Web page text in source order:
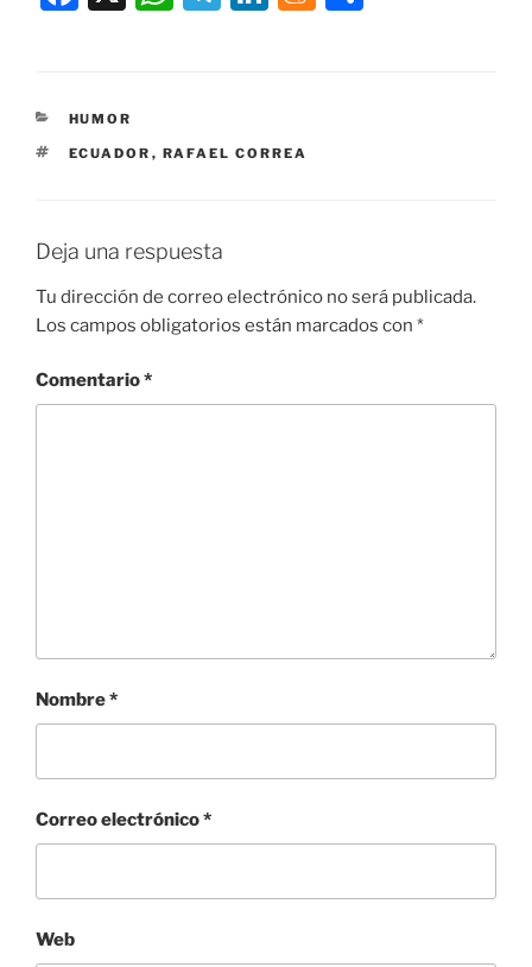
e
b
k
A a dI
CATEGORÍAS
HUMOR
ETIQUETAS
ECUADOR , RAFAEL CORREA
Deja una respuesta
Tu dirección de correo electrónico no será publicada.
Los campos obligatorios están marcados con *
Comentario*
Nombre*
Correo electrónico*
Web